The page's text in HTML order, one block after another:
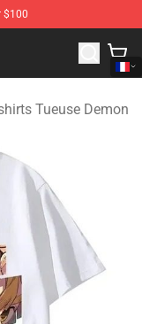
$100
no Yaiba
Tueuse Demon